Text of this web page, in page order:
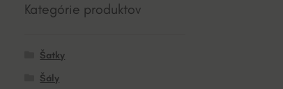
Kategórie produktov
Šatky
Šály